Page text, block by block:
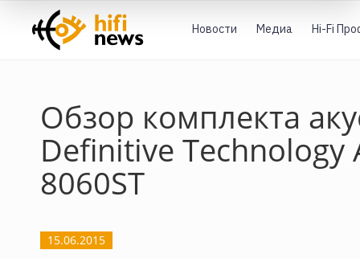
Новости Медиа Hi-Fi
Обзор комплекта
Definitive Technology
8060ST
15.06.2015